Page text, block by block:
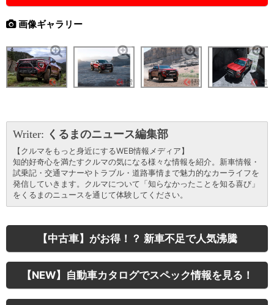
画像ギャラリー
Writer: くるまのニュース編集部
【クルマをもっと身近にするWEB情報メディア】
知的好奇心を満たすクルマの気になる様々な情報を紹介。新車情報・
試乗記・交通マナーやトラブル・道路事情まで魅力的なカーライフを
発信していきます。クルマについて「知らなかったことを知る喜び」
をくるまのニュースを通じて体験してください。
【中古車】がお得！？ 新車不足で人気沸騰
【NEW】自動車カタログでスペック情報を見る！